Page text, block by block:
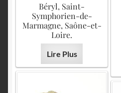
Béryl, Saint-
Symphorien-de-
Marmagne, Saône-et-
Loire.
Lire Plus